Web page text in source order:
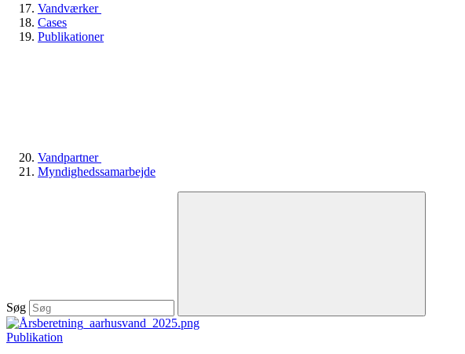
Vandværker
Cases
Publikationer
Vandpartner
Myndighedssamarbejde
Søg
Publikation